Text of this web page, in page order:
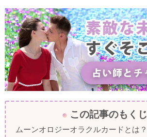
この記事のもくじ
ムーンオロジーオラクルカードとは？